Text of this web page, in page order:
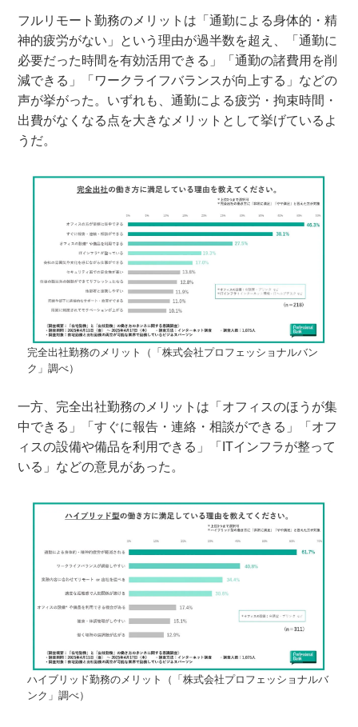
フルリモート勤務のメリットは「通勤による身体的・精
神的疲労がない」という理由が過半数を超え、「通勤に
必要だった時間を有効活用できる」「通勤の諸費用を削
減できる」「ワークライフバランスが向上する」などの
声が挙がった。いずれも、通勤による疲労・拘束時間・
出費がなくなる点を大きなメリットとして挙げているよ
うだ。
完全出社勤務のメリット（「株式会社プロフェッショナルバン
ク」調べ）
一方、完全出社勤務のメリットは「オフィスのほうが集
中できる」「すぐに報告・連絡・相談ができる」「オフ
ィスの設備や備品を利用できる」「ITインフラが整って
いる」などの意見があった。
ハイブリッド勤務のメリット（「株式会社プロフェッショナルバ
ンク」調べ）